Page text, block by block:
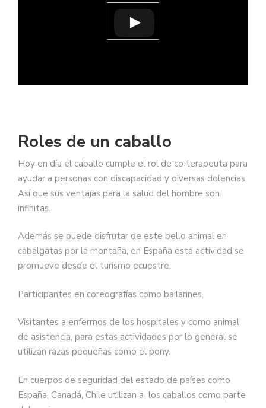
Roles de un caballo
Hoy en día el caballo cumple el rol de co terapeuta para
ayudar a personas con discapacidad y diversas dolencias.
Así que sus ventajas para la salud del hombre son
infinitas.
Además se puede disfrutar de este bello animal en
cabalgatas por la montaña, en España esta actividad se
promueve desde el turismo ecuestre.
Participantes en coreografías como bailarines.
Visitantes a enfermos de los hospitales y como animal
de asistencia, para estas actividades por lo general se
utilizan razas pequeñas como el pony.
En cuerpos de seguridad del estado de países como
España, Canadá, Chile utilizan a los caballos como parte